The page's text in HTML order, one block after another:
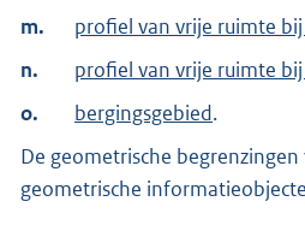
m.
profiel van vrije ruimte
n.
profiel van vrije ruimte
o.
bergingsgebied.
De geometrische
geometrische